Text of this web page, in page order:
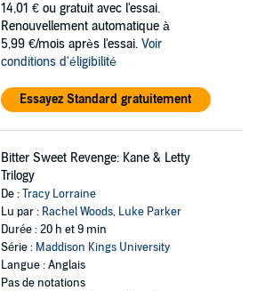
14,01 € ou gratuit avec l'essai.
Renouvellement automatique à
5,99 €/mois après l'essai. Voir
conditions d'éligibilité
Essayez Standard gratuitement
Bitter Sweet Revenge: Kane & Letty
Trilogy
De :Tracy Lorraine
Lu par : Rachel Woods, Luke Parker
Durée : 20 h et 9 min
Série : Maddison Kings University
Langue : Anglais
Pas de notations